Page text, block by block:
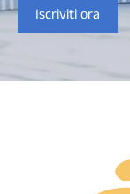
Iscriviti ora